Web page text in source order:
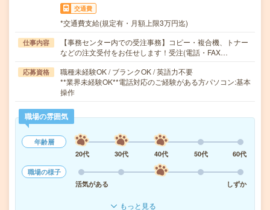
交通費
*交通費支給(規定有・月額上限3万円迄)
仕事内容
【事務センター内での受注事務】コピー・複合機、トナー
などの注文受付をお任せします！受注(電話・FAX…
応募資格
職種未経験OK / ブランクOK / 英語力不要
**業界未経験OK**電話対応のご経験がある方パソコン:基本
操作
職場の雰囲気
年齢層
20代
30代 40代 50代
60代
職場の様子
活気がある
しずか
もっと見る